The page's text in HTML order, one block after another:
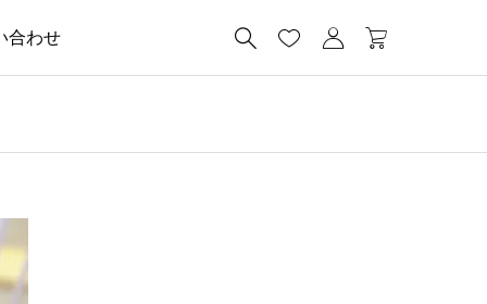
合わせ    